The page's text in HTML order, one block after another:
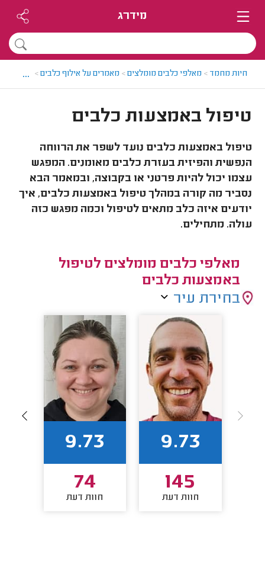
מידרג
חיות מחמד > מאלפי כלבים מומלצים> מאמרים על אילוף כלבים> טיפול
...
טיפול באמצעות כלבים
טיפול באמצעות כלבים נועד לשפר את הרווחה
הנפשית והפיזית בעזרת כלבים מאומנים. המפגש
עצמו יכול להיות פרטני או בקבוצה, ובמאמר הבא
נסביר מה קורה במהלך טיפול באמצעות כלבים, איך
יודעים איזה כלב מתאים לטיפול וכמה מפגש כזה
עולה. מתחילים.
מאלפי כלבים מומלצים לטיפול
באמצעות כלבים
בחירת עיר
9.73
145
חוות דעת
9.73
74
חוות דעת